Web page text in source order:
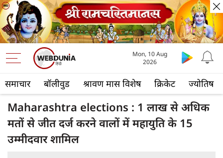
समाचार बॉलीवुड श्रावण मास विशेष क्रिकेट ज्योतिष
Mon, 10 Aug
2026
Maharashtra elections : 1 लाख से अधिक
मतों से जीत दर्ज करने वालों में महायुति के 15
उम्मीदवार शामिल